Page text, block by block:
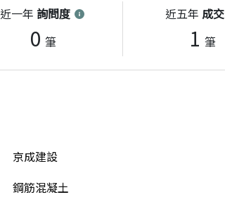
近一年 詢問度
0 筆
近五年 成交
1 筆
京成建設
鋼筋混凝土